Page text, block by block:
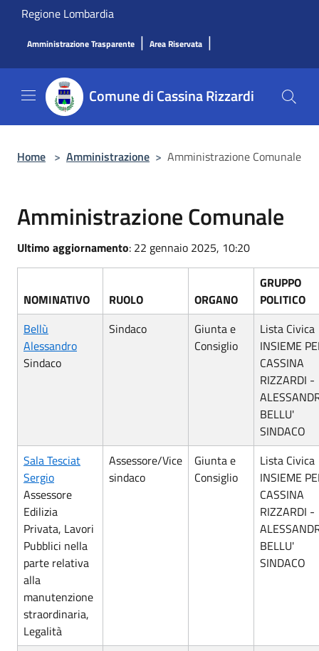
Salta al contenuto principale
Regione Lombardia
Amministrazione Trasparente | Area Riservata |
Comune di Cassina Rizzardi
Home > Amministrazione > Amministrazione Comunale
Amministrazione Comunale
Ultimo aggiornamento: 22 gennaio 2025, 10:20
NOMINATIVO RUOLO ORGANO
GRUPPO
POLITICO
Bellù
Alessandro
Sindaco
Sindaco
Giunta e
Consiglio
Lista Civica
INSIEME
CASSINA
RIZZARDI -
BELLU'
SINDACO
Sala Tesciat
Sergio
Assessore
Edilizia
Privata, Lavori
Pubblici nella
parte relativa
alla
manutenzione
straordinaria,
Legalità
Assessore/Vice
sindaco
Giunta e
Consiglio
Lista Civica
INSIEME
CASSINA
RIZZARDI -
BELLU'
SINDACO